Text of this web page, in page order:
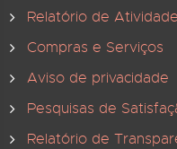
Relatório de
Compras e Serviços
Aviso de privacidade
Pesquisas de
Relatório de